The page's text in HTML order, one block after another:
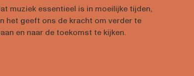
muziek essentieel is in moeilijke tijden,
het geeft ons de kracht om verder te
en naar de toekomst te kijken.